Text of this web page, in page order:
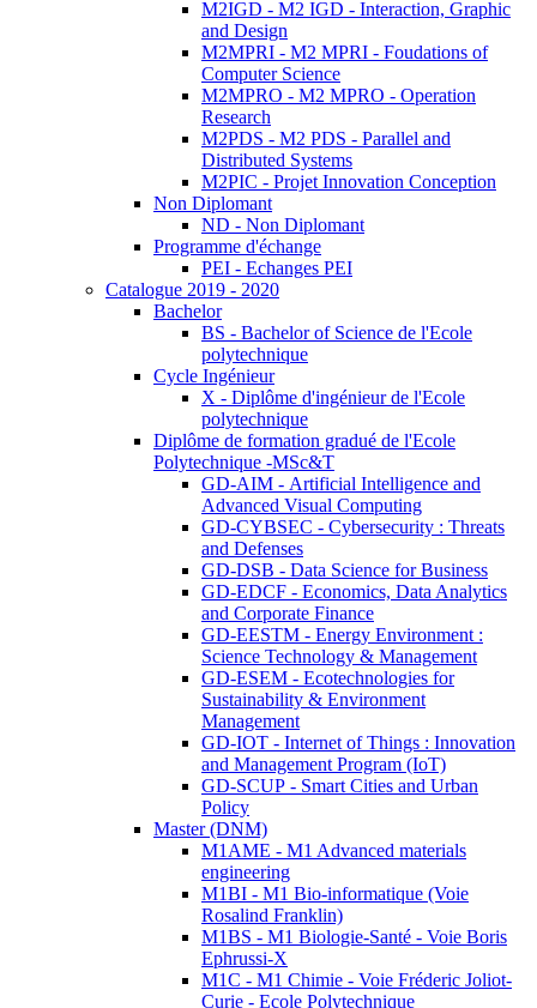
M2IGD - M2 IGD - Interaction, Graphic
and Design
M2MPRI - M2 MPRI - Foudations of
Computer Science
M2MPRO - M2 MPRO - Operation
Research
M2PDS - M2 PDS - Parallel and
Distributed Systems
M2PIC - Projet Innovation Conception
Non Diplomant
ND - Non Diplomant
Programme d'échange
PEI - Echanges PEI
Catalogue 2019 - 2020
Bachelor
BS - Bachelor of Science de l'Ecole
polytechnique
Cycle Ingénieur
X - Diplôme d'ingénieur de l'Ecole
polytechnique
Diplôme de formation gradué de l'Ecole
Polytechnique -MSc&T
GD-AIM - Artificial Intelligence and
Advanced Visual Computing
GD-CYBSEC - Cybersecurity : Threats
and Defenses
GD-DSB - Data Science for Business
GD-EDCF - Economics, Data Analytics
and Corporate Finance
GD-EESTM - Energy Environment :
Science Technology & Management
GD-ESEM - Ecotechnologies for
Sustainability & Environment
Management
GD-IOT - Internet of Things : Innovation
and Management Program (IoT)
GD-SCUP - Smart Cities and Urban
Policy
Master (DNM)
M1AME - M1 Advanced materials
engineering
M1BI - M1 Bio-informatique (Voie
Rosalind Franklin)
M1BS - M1 Biologie-Santé - Voie Boris
Ephrussi-X
M1C - M1 Chimie - Voie Fréderic Joliot-
Curie - Ecole Polytechnique